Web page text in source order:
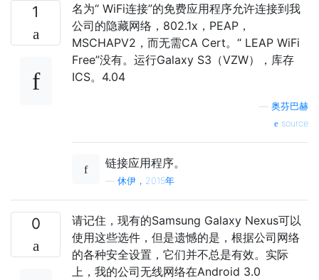
1
名为“ WiFi连接”的免费应用程序允许连接到我
公司的隐藏网络，802.1x，PEAP，
MSCHAPV2，而无需CA Cert。“ LEAP WiFi
Free”没有。运行Galaxy S3（VZW），库存
ICS。4.04
奥芬巴赫
source
链接应用程序。
休伊，2015年
0
请记住，现有的Samsung Galaxy Nexus可以
使用这些选件，但是遗憾的是，根据公司网络
的各种安全设置，它们并不总是有效。实际
上，我的公司无线网络在Android 3.0